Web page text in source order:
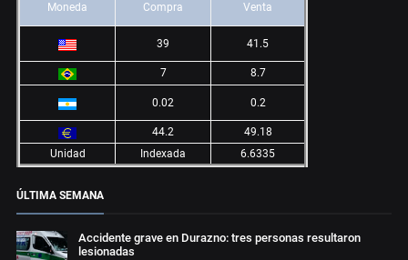
Moneda Compra Venta
39 41.5
7 8.7
0.02 0.2
44.2
49.18
Unidad
Indexada 6.6335
ÚLTIMA SEMANA
Accidente grave en Durazno: tres personas resultaron
lesionadas